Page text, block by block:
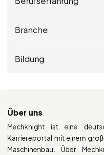
Branche
Bildung
Über uns
Mechknight ist eine
Karriereportal mit einem
Maschinenbau. Über